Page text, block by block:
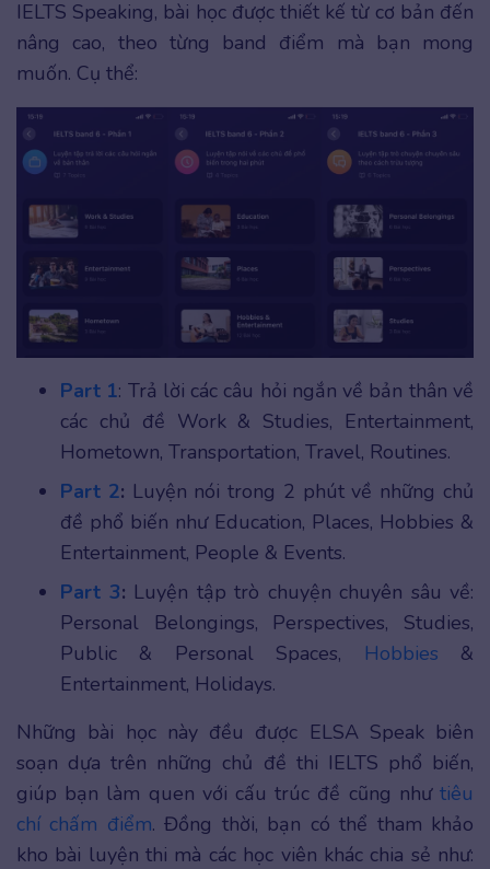
IELTS Speaking, bài học được thiết kế từ cơ bản đến
nâng cao, theo từng band điểm mà bạn mong
muốn. Cụ thể:
Part 1: Trả lời các câu hỏi ngắn về bản thân về
các chủ đề Work & Studies, Entertainment,
Hometown, Transportation, Travel, Routines.
Part 2: Luyện nói trong 2 phút về những chủ
đề phổ biến như Education, Places, Hobbies &
Entertainment, People & Events.
Part 3: Luyện tập trò chuyện chuyên sâu về:
Personal Belongings, Perspectives, Studies,
Public & Personal Spaces, Hobbies &
Entertainment, Holidays.
Những bài học này đều được ELSA Speak biên
soạn dựa trên những chủ đề thi IELTS phổ biến,
giúp bạn làm quen với cấu trúc đề cũng như tiêu
chí chấm điểm. Đồng thời, bạn có thể tham khảo
kho bài luyện thi mà các học viên khác chia sẻ như: